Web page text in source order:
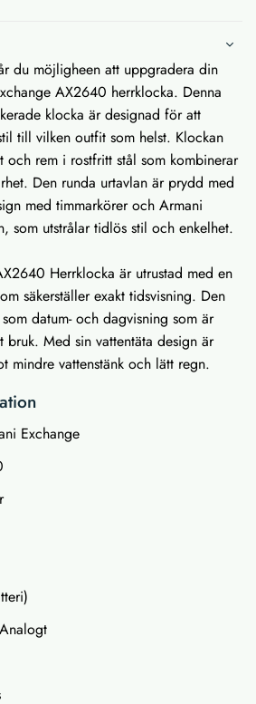
du möjligheen att uppgradera din
AX2640 herrklocka. Denna
klocka är designad för att
till vilken outfit som helst. Klockan
och rem i rostfritt stål som kombinerar
Den runda urtavlan är prydd med
med timmarkörer och Armani
som utstrålar tidlös stil och enkelhet.
Herrklocka är utrustad med en
säkerställer exakt tidsvisning. Den
datum- och dagvisning som är
bruk. Med sin vattentäta design är
mindre vattenstänk och lätt regn.
Exchange